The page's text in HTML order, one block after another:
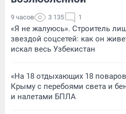
9 часов 3 135 1
«Я не жалуюсь». Строитель
звездой соцсетей: как он
искал весь Узбекистан
«На 18 отдыхающих 18
Крыму с перебоями света и
и налетами БПЛА